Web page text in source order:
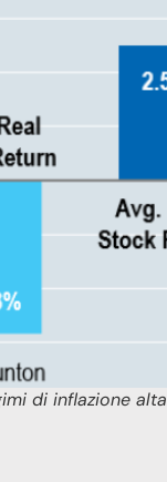
di inflazione alta